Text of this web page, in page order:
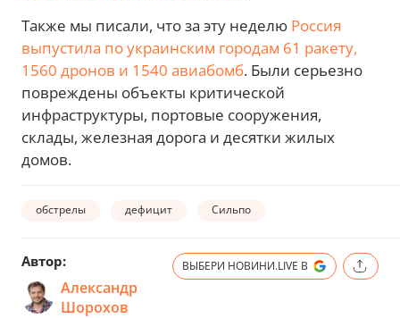
Также мы писали, что за эту неделю Россия
выпустила по украинским городам 61 ракету,
1560 дронов и 1540 авиабомб. Были серьезно
повреждены объекты критической
инфраструктуры, портовые сооружения,
склады, железная дорога и десятки жилых
домов.
обстрелы дефицит Сильпо
Автор:
Александр
Шорохов
ВЫБЕРИ НОВИНИ.LIVE В